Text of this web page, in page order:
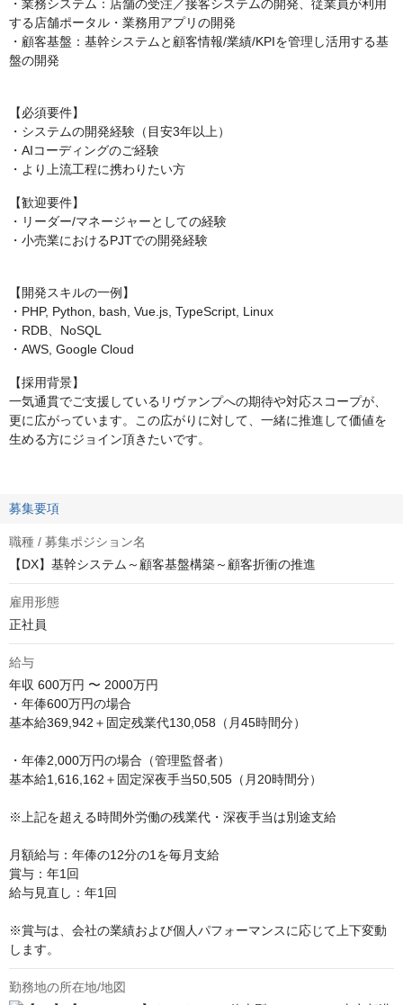
・業務システム：店舗の受注／接客システムの開発、従業員が利用
する店舗ポータル・業務用アプリの開発
・顧客基盤：基幹システムと顧客情報/業績/KPIを管理し活用する基
盤の開発
【必須要件】
・システムの開発経験（目安3年以上）
・AIコーディングのご経験
・より上流工程に携わりたい方
【歓迎要件】
・リーダー/マネージャーとしての経験
・小売業におけるPJTでの開発経験
【開発スキルの一例】
・PHP, Python, bash, Vue.js, TypeScript, Linux
・RDB、NoSQL
・AWS, Google Cloud
【採用背景】
一気通貫でご支援しているリヴァンプへの期待や対応スコープが、
更に広がっています。この広がりに対して、一緒に推進して価値を
生める方にジョイン頂きたいです。
募集要項
職種 / 募集ポジション名
【DX】基幹システム～顧客基盤構築～顧客折衝の推進
雇用形態
正社員
給与
年収 600万円 〜 2000万円
・年俸600万円の場合
基本給369,942＋固定残業代130,058（月45時間分）
・年俸2,000万円の場合（管理監督者）
基本給1,616,162＋固定深夜手当50,505（月20時間分）
※上記を超える時間外労働の残業代・深夜手当は別途支給
月額給与：年俸の12分の1を毎月支給
賞与：年1回
給与見直し：年1回
※賞与は、会社の業績および個人パフォーマンスに応じて上下変動
します。
勤務地の所在地/地図